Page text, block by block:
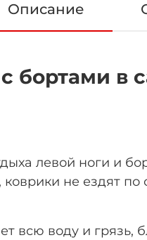
Описание
бортами в
левой ноги и
не ездят
всю воду и грязь,